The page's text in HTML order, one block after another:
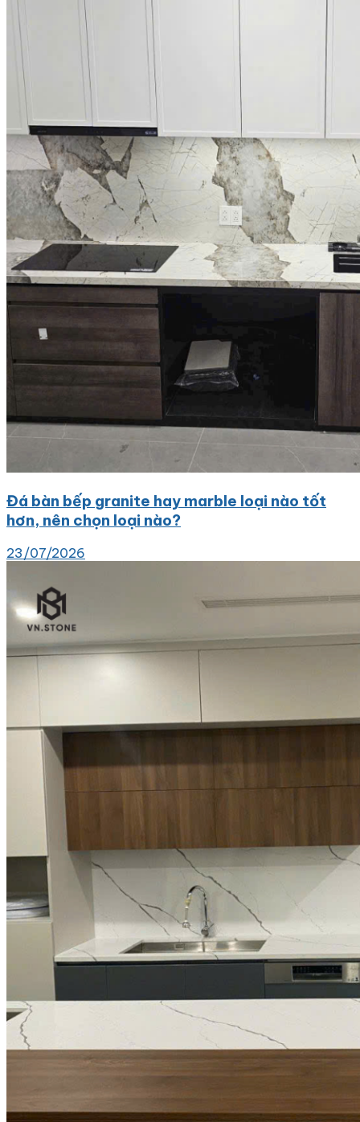
Đá bàn bếp granite hay marble loại nào tốt
hơn, nên chọn loại nào?
23/07/2026